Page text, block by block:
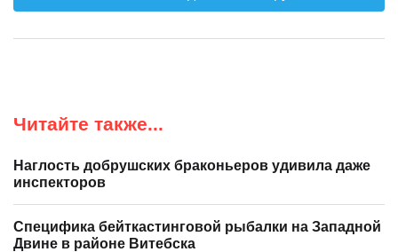
Читайте также...
Наглость добрушских браконьеров удивила даже
инспекторов
Специфика бейткастинговой рыбалки на Западной
Двине в районе Витебска